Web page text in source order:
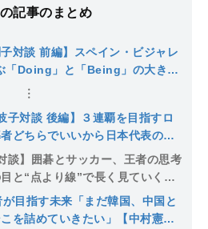
記事のまとめ
対談 前編】スペイン・ビジャレ
「Doing」と「Being」の大きな
子対談 後編】３連覇を目指すロ
どちらでいいから日本代表の力
談】囲碁とサッカー、王者の思考
と“点より線”で長く見ていく重
目指す未来「まだ韓国、中国と
を詰めていきたい」【中村憲剛×